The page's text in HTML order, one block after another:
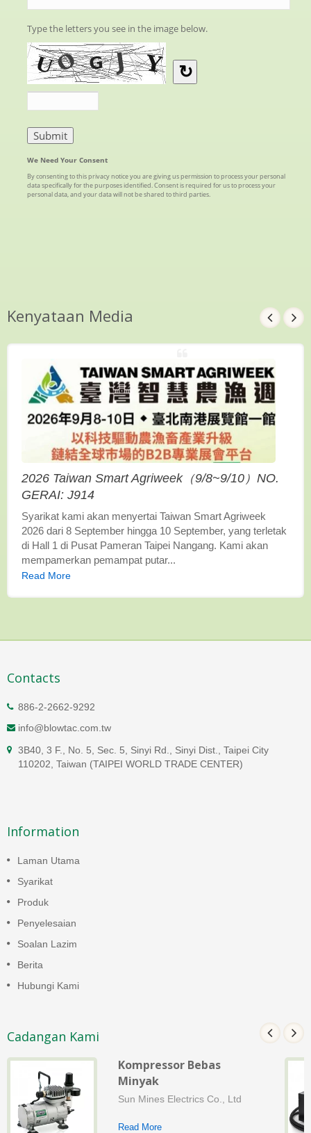
Kenyataan Media
2026 Taiwan Smart Agriweek（9/8~9/10）NO.
GERAI: J914
Syarikat kami akan menyertai Taiwan Smart Agriweek
2026 dari 8 September hingga 10 September, yang terletak
di Hall 1 di Pusat Pameran Taipei Nangang. Kami akan
mempamerkan pemampat putar...
Read More
Contacts
886-2-2662-9292
info@blowtac.com.tw
3B40, 3 F., No. 5, Sec. 5, Sinyi Rd., Sinyi Dist., Taipei City
110202, Taiwan (TAIPEI WORLD TRADE CENTER)
Information
Laman Utama
Syarikat
Produk
Penyelesaian
Soalan Lazim
Berita
Hubungi Kami
Cadangan Kami
Kompressor Bebas
Minyak
Sun Mines Electrics Co., Ltd
Read More